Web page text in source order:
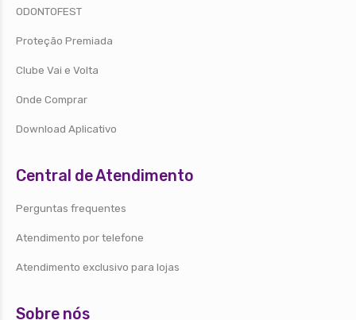
ODONTOFEST
Proteção Premiada
Clube Vai e Volta
Onde Comprar
Download Aplicativo
Central de Atendimento
Perguntas frequentes
Atendimento por telefone
Atendimento exclusivo para lojas
Sobre nós